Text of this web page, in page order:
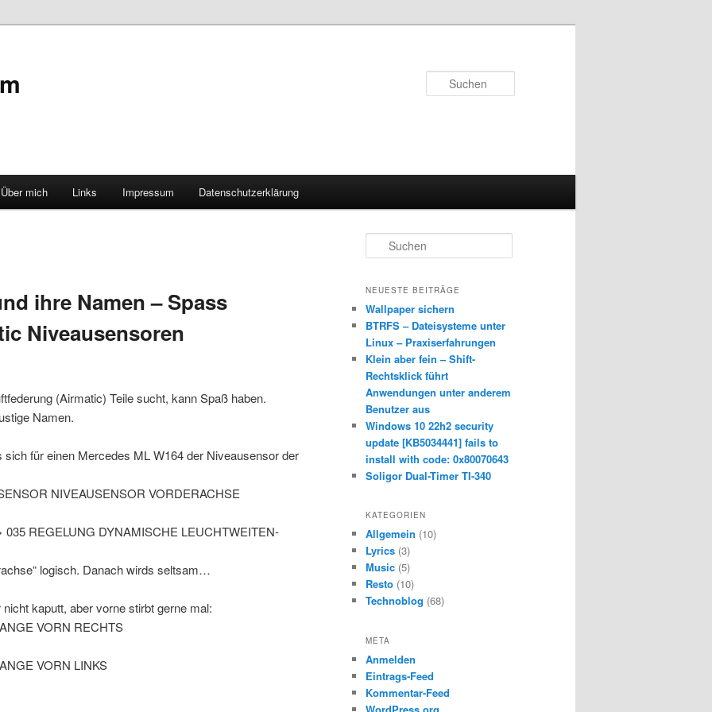
Über mich Links Impressum Datenschutzerklärung
ihre Namen – Spass
Niveausensoren
(Airmatic) Teile sucht, kann Spaß haben.
Namen.
für einen Mercedes ML W164 der Niveausensor der
NIVEAUSENSOR VORDERACHSE
035 REGELUNG DYNAMISCHE LEUCHTWEITEN-
logisch. Danach wirds seltsam…
kaputt, aber vorne stirbt gerne mal:
VORN RECHTS
VORN LINKS
u
h
n
NEUESTE BEITRÄGE
Wallpaper sichern
BTRFS – Dateisysteme unter
Linux – Praxiserfahrungen
Klein aber fein – Shift-
Rechtsklick führt
Anwendungen unter anderem
Benutzer aus
Windows 10 22h2 security
update [KB5034441] fails to
install with code: 0x80070643
Soligor Dual-Timer TI-340
KATEGORIEN
Allgemein (10)
Lyrics (3)
Music (5)
Resto (10)
Technoblog (68)
META
Anmelden
Eintrags-Feed
Kommentar-Feed
WordPress.org